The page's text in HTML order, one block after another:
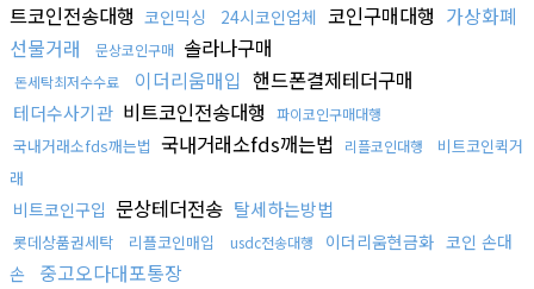
트코인전송대행 코인믹싱 24시코인업체 코인구매대행 가상화폐
선물거래
문상코인구매 솔라나구매
돈세탁최저수수료 이더리움매입 핸드폰결제테더구매
테더수사기관 비트코인전송대행 파이코인구매대행
국내거래소fds깨는법 국내거래소fds깨는법 리플코인대행
비트코인퀵거
래
비트코인구입 문상테더전송 탈세하는방법
롯데상품권세탁 리플코인매입 usdc전송대행 이더리움현금화 코인 손대
손
중고오다대포통장